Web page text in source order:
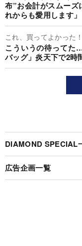
布”お会計がスムーズ
れからも愛用します
これ、買ってよかった！
こういうの待ってた
バッグ」炎天下で2時
DIAMOND SPECIAL
広告企画一覧